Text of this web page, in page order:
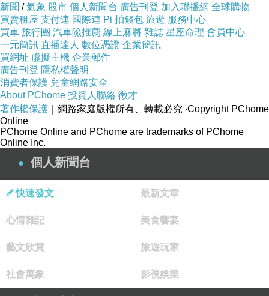
結合圖樣點綴更顯得繽紛呢!!
外袋上清楚標示方塊酥的商品資訊
成分與注意事項等都描述很詳細
須放置陰涼乾燥處保存
避免陽光照射而變質唷!!
保存期限是十個月左右
新聞 /氣象 股市 個人新聞台 廣告刊登 加入聯播網 全球購物
買賣租屋 支付連 國際連 Pi 拍錢包 旅遊 服務中心
買車 旅行團 汽車險推薦 線上麻將 雜誌 星座命理 會員中心
一元簡訊 直播達人 數位憑證 企業簡訊
買網址 虛擬主機 企業郵件
廣告刊登 隱私權聲明
消費者保護 兒童網路安全
About PChome 投資人聯絡 徵才
著作權保護 ｜網路家庭版權所有、轉載必究 ‧Copyright PChome
Online
PChome Online and PChome are trademarks of PChome
Online Inc.
個人新聞台
快速發文 最新文章
心情雜記 美食饗宴
藝文欣賞 旅遊玩家
社會萬象 影視娛樂